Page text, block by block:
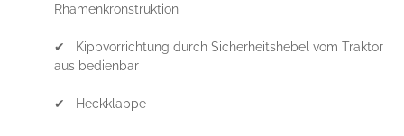
Rhamenkronstruktion
✔ Kippvorrichtung durch Sicherheitshebel vom Traktor
aus bedienbar
✔ Heckklappe